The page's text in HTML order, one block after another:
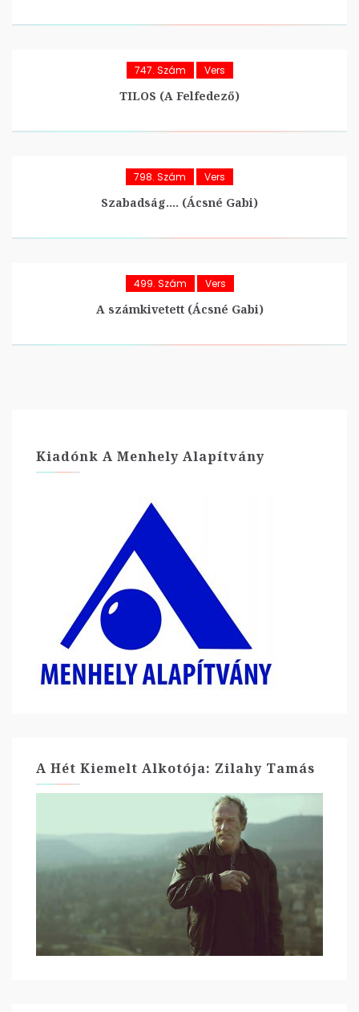
747. Szám Vers
TILOS (A Felfedező)
798. Szám Vers
Szabadság…. (Ácsné Gabi)
499. Szám Vers
A számkivetett (Ácsné Gabi)
Kiadónk A Menhely Alapítvány
A Hét Kiemelt Alkotója: Zilahy Tamás